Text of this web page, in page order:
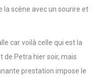
la scène avec un sourire et
car voilà celle qui est la
de Petra hier soir, mais
prestation impose le